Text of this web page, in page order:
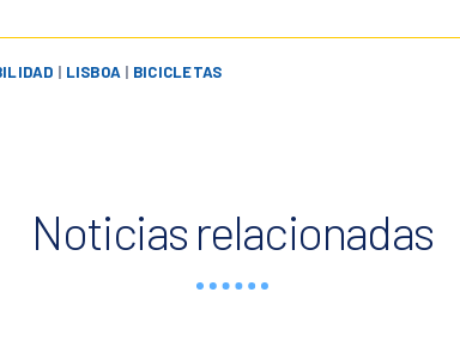
| LISBOA | BICICLETAS
Noticias relacionadas